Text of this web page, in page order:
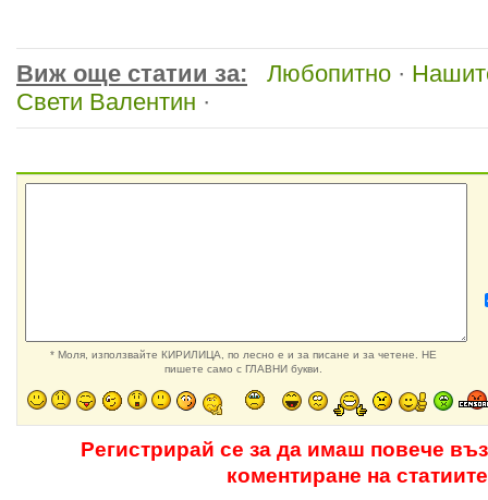
Виж още статии за: Любопитно ·
Свети Валентин ·
* Моля, използвайте КИРИЛИЦА, по лесно е и за писане и за четене. НЕ
пишете само с ГЛАВНИ букви.
Регистрирай се за да имаш повече
коментиране на статиите